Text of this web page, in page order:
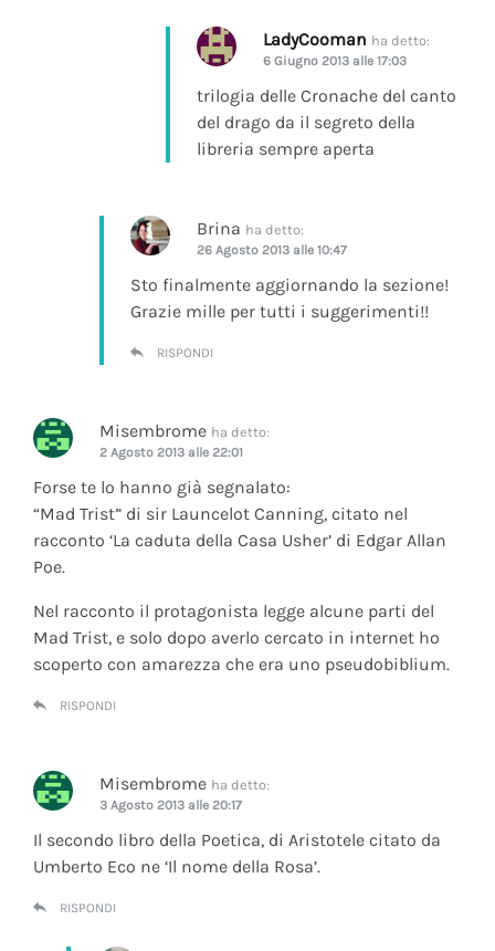
LadyCooman ha detto:
6 Giugno 2013 alle 17:03
trilogia delle Cronache del canto
del drago da il segreto della
libreria sempre aperta
Brina ha detto:
26 Agosto 2013 alle 10:47
Sto finalmente aggiornando la sezione!
Grazie mille per tutti i suggerimenti!!
RISPONDI
Misembrome ha detto:
2 Agosto 2013 alle 22:01
Forse te lo hanno già segnalato:
“Mad Trist” di sir Launcelot Canning, citato nel
racconto ‘La caduta della Casa Usher’ di Edgar Allan
Poe.
Nel racconto il protagonista legge alcune parti del
Mad Trist, e solo dopo averlo cercato in internet ho
scoperto con amarezza che era uno pseudobiblium.
RISPONDI
Misembrome ha detto:
3 Agosto 2013 alle 20:17
Il secondo libro della Poetica, di Aristotele citato da
Umberto Eco ne ‘Il nome della Rosa’.
RISPONDI